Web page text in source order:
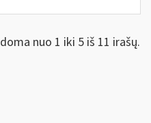
nuo 1 iki 5 iš 11 irašų.